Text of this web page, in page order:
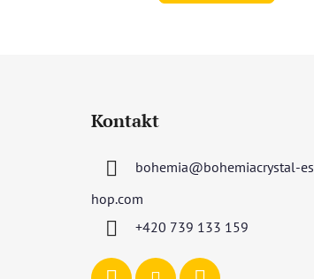
Kontakt
bohemia@bohemiacrystal-es
hop.com
+420 739 133 159